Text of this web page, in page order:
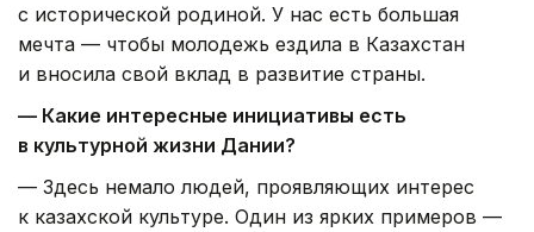
с исторической родиной. У нас есть большая
мечта — чтобы молодежь ездила в Казахстан
и вносила свой вклад в развитие страны.
— Какие интересные инициативы есть
в культурной жизни Дании?
— Здесь немало людей, проявляющих интерес
к казахской культуре. Один из ярких примеров —